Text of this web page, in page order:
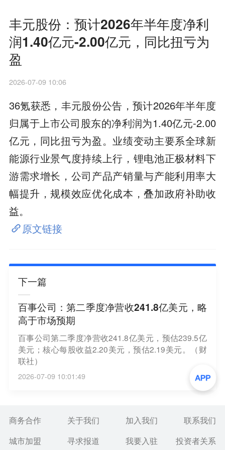
丰元股份：预计2026年半年度净利
润1.40亿元-2.00亿元，同比扭亏为
盈
2026-07-09 10:06
36氪获悉，丰元股份公告，预计2026年半年度
归属于上市公司股东的净利润为1.40亿元-2.00
亿元，同比扭亏为盈。业绩变动主要系全球新
能源行业景气度持续上行，锂电池正极材料下
游需求增长，公司产品产销量与产能利用率大
幅提升，规模效应优化成本，叠加政府补助收
益。
原文链接
下一篇
百事公司：第二季度净营收241.8亿美元，略
高于市场预期
百事公司第二季度净营收241.8亿美元，预估239.5亿
美元；核心每股收益2.20美元，预估2.19美元。（财
联社）
2026-07-09 10:01:49
商务合作 关于我们 加入我们
联系我们
城市加盟
寻求报道 我要入驻 投资者关系